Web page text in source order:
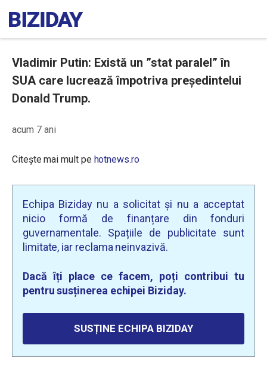
Vladimir Putin: Există un ”stat paralel” în
SUA care lucrează împotriva președintelui
Donald Trump.
acum 7 ani
Citește mai mult pe hotnews.ro
Echipa Biziday nu a solicitat și nu a acceptat
nicio formă de finanțare din fonduri
guvernamentale. Spațiile de publicitate sunt
limitate, iar reclama neinvazivă.
Dacă îți place ce facem, poți contribui tu
pentru susținerea echipei Biziday.
SUSȚINE ECHIPA BIZIDAY